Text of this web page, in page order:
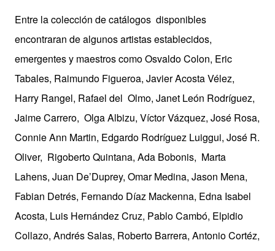
Entre la colección de catálogos disponibles
encontraran de algunos artistas establecidos,
emergentes y maestros como Osvaldo Colon, Eric
Tabales, Raimundo Figueroa, Javier Acosta Vélez,
Harry Rangel, Rafael del Olmo, Janet León Rodríguez,
Jaime Carrero, Olga Albizu, Víctor Vázquez, José Rosa,
Connie Ann Martin, Edgardo Rodríguez Luiggui, José R.
Oliver, Rigoberto Quintana, Ada Bobonis, Marta
Lahens, Juan De’Duprey, Omar Medina, Jason Mena,
Fabian Detrés, Fernando Díaz Mackenna, Edna Isabel
Acosta, Luis Hernández Cruz, Pablo Cambó, Elpidio
Collazo, Andrés Salas, Roberto Barrera, Antonio Cortéz,